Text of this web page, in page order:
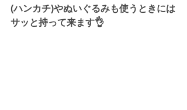
(ハンカチ)やぬいぐるみも使うときには
サッと持って来ます👌